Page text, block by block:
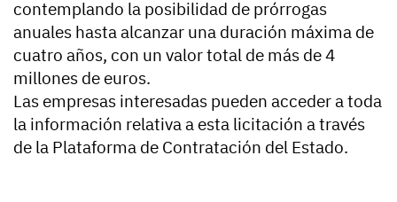
contemplando la posibilidad de prórrogas
anuales hasta alcanzar una duración máxima de
cuatro años, con un valor total de más de 4
millones de euros.
Las empresas interesadas pueden acceder a toda
la información relativa a esta licitación a través
de la Plataforma de Contratación del Estado.